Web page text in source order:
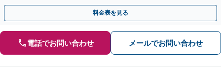
ょう【初回相談無料】【法テラス利用可】
料金表を見る
電話でお問い合わせ メールでお問い合わせ